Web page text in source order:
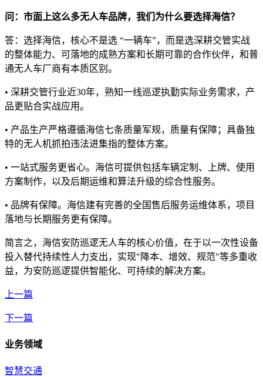
问：市面上这么多无人车品牌，我们为什么要选择海信？
答：选择海信，核心不是选 “一辆车”，而是选深耕交管实战
的整体能力、可落地的成熟方案和长期可靠的合作伙伴，和普
通无人车厂商有本质区别。
• 深耕交管行业近30年，熟知一线巡逻执勤实际业务需求，产
品更贴合实战应用。
• 产品生产严格遵循海信七条质量军规，质量有保障；具备独
特的无人机抓拍违法进集指的整体方案。
• 一站式服务更省心。海信可提供包括车辆定制、上牌、使用
方案制作，以及后期运维和算法升级的综合性服务。
• 品牌有保障。海信建有完善的全国售后服务运维体系，项目
落地与长期服务更有保障。
简言之，海信安防巡逻无人车的核心价值，在于以一次性设备
投入替代持续性人力支出，实现"降本、增效、规范"等多重收
益，为安防巡逻提供智能化、可持续的解决方案。
上一篇
下一篇
业务领域
智慧交通